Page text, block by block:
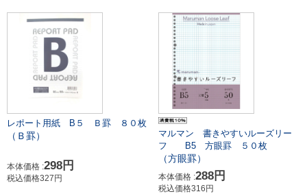
レポート用紙 B５ Ｂ罫 ８０枚
（Ｂ罫）
本体価格 :298円
税込価格327円
マルマン 書きやすいルーズリー
フ B5 方眼罫 ５０枚
（方眼罫）
本体価格 :288円
税込価格316円